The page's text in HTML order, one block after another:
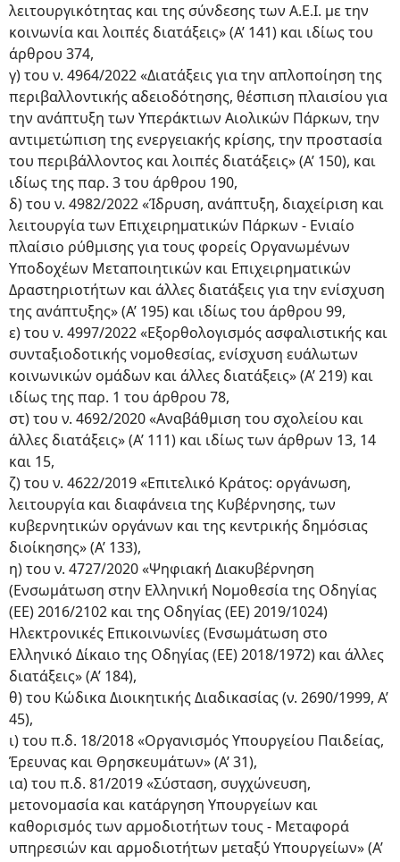
λειτουργικότητας και της σύνδεσης των Α.Ε.Ι. με την
κοινωνία και λοιπές διατάξεις» (Α’ 141) και ιδίως του
άρθρου 374,
γ) του ν. 4964/2022 «Διατάξεις για την απλοποίηση της
περιβαλλοντικής αδειοδότησης, θέσπιση πλαισίου για
την ανάπτυξη των Υπεράκτιων Αιολικών Πάρκων, την
αντιμετώπιση της ενεργειακής κρίσης, την προστασία
του περιβάλλοντος και λοιπές διατάξεις» (Α’ 150), και
ιδίως της παρ. 3 του άρθρου 190,
δ) του ν. 4982/2022 «Ίδρυση, ανάπτυξη, διαχείριση και
λειτουργία των Επιχειρηματικών Πάρκων - Ενιαίο
πλαίσιο ρύθμισης για τους φορείς Οργανωμένων
Υποδοχέων Μεταποιητικών και Επιχειρηματικών
Δραστηριοτήτων και άλλες διατάξεις για την ενίσχυση
της ανάπτυξης» (Α’ 195) και ιδίως του άρθρου 99,
ε) του ν. 4997/2022 «Εξορθολογισμός ασφαλιστικής και
συνταξιοδοτικής νομοθεσίας, ενίσχυση ευάλωτων
κοινωνικών ομάδων και άλλες διατάξεις» (Α’ 219) και
ιδίως της παρ. 1 του άρθρου 78,
στ) του ν. 4692/2020 «Αναβάθμιση του σχολείου και
άλλες διατάξεις» (Α’ 111) και ιδίως των άρθρων 13, 14
και 15,
ζ) του ν. 4622/2019 «Επιτελικό Κράτος: οργάνωση,
λειτουργία και διαφάνεια της Κυβέρνησης, των
κυβερνητικών οργάνων και της κεντρικής δημόσιας
διοίκησης» (Α’ 133),
η) του ν. 4727/2020 «Ψηφιακή Διακυβέρνηση
(Ενσωμάτωση στην Ελληνική Νομοθεσία της Οδηγίας
(ΕΕ) 2016/2102 και της Οδηγίας (ΕΕ) 2019/1024)
Ηλεκτρονικές Επικοινωνίες (Ενσωμάτωση στο
Ελληνικό Δίκαιο της Οδηγίας (ΕΕ) 2018/1972) και άλλες
διατάξεις» (Α’ 184),
θ) του Κώδικα Διοικητικής Διαδικασίας (ν. 2690/1999, Α’
45),
ι) του π.δ. 18/2018 «Οργανισμός Υπουργείου Παιδείας,
Έρευνας και Θρησκευμάτων» (Α’ 31),
ια) του π.δ. 81/2019 «Σύσταση, συγχώνευση,
μετονομασία και κατάργηση Υπουργείων και
καθορισμός των αρμοδιοτήτων τους - Μεταφορά
υπηρεσιών και αρμοδιοτήτων μεταξύ Υπουργείων» (Α’